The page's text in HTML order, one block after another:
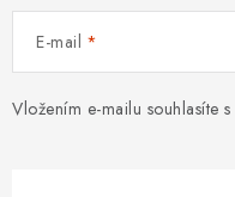
E-mail
Vložením e-mailu souhlasíte s